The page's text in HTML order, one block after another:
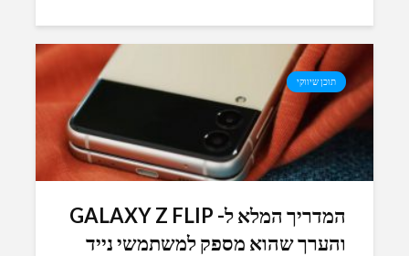
תוכן שיווקי
המדריך המלא ל- GALAXY Z FLIP
והערך שהוא מספק למשתמשי נייד